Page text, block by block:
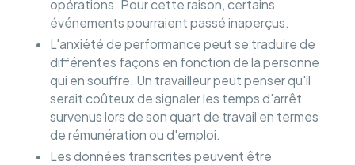
opérations. Pour cette raison, certains
événements pourraient passé inaperçus.
L'anxiété de performance peut se traduire de
différentes façons en fonction de la personne
qui en souffre. Un travailleur peut penser qu'il
serait coûteux de signaler les temps d'arrêt
survenus lors de son quart de travail en termes
de rémunération ou d'emploi.
Les données transcrites peuvent être